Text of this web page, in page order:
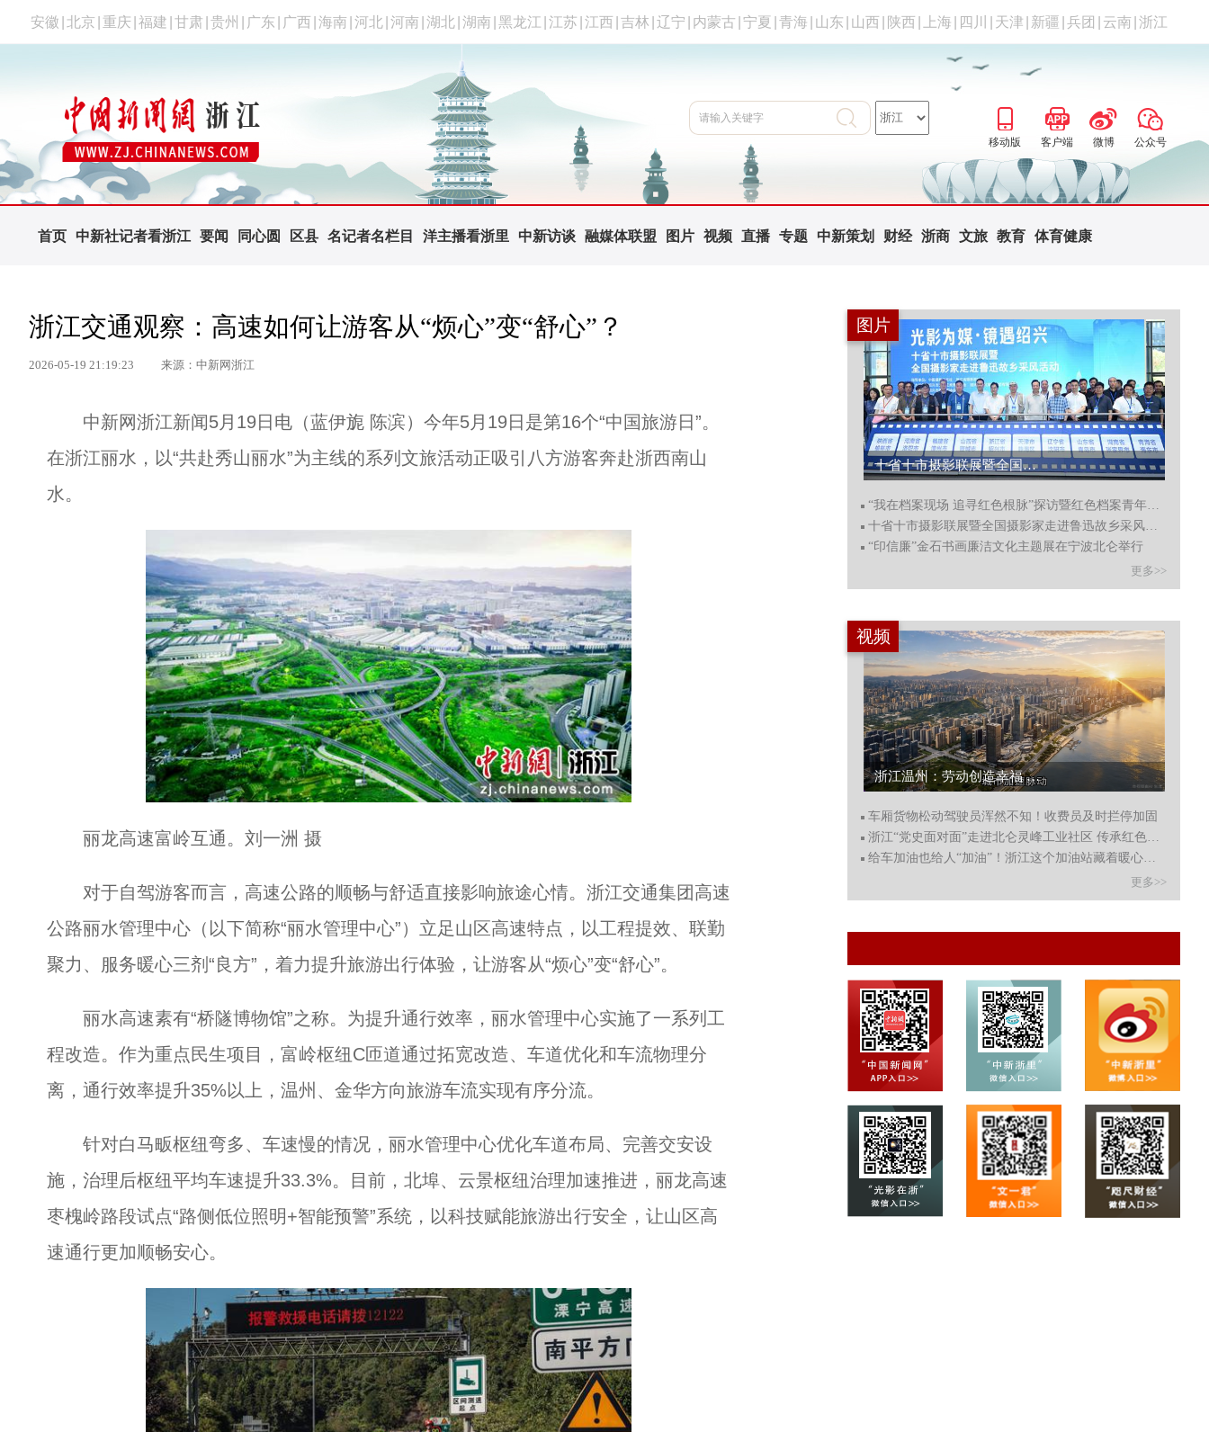
安徽 北京 重庆 福建 甘肃 贵州 广东 广西 海南 河北 河南 湖北 湖南 黑龙江 江苏 江西 吉林 辽宁 内蒙古 宁夏 青海 山东 山西 陕西 上海 四川 天津 新疆 兵团 云南 浙江
移动版 客户端 微博 公众号
首页 中新社记者看浙江 要闻 同心圆 区县 名记者名栏目 洋主播看浙里 中新访谈 融媒体联盟 图片 视频 直播 专题 中新策划 财经 浙商 文旅 教育 体育健康
浙江交通观察：高速如何让游客从“烦心”变“舒心”？
2026-05-19 21:19:23 来源：中新网浙江
中新网浙江新闻5月19日电（蓝伊旎 陈滨）今年5月19日是第16个“中国旅游日”。
在浙江丽水，以“共赴秀山丽水”为主线的系列文旅活动正吸引八方游客奔赴浙西南山
水。
丽龙高速富岭互通。刘一洲 摄
对于自驾游客而言，高速公路的顺畅与舒适直接影响旅途心情。浙江交通集团高速
公路丽水管理中心（以下简称“丽水管理中心”）立足山区高速特点，以工程提效、联勤
聚力、服务暖心三剂“良方”，着力提升旅游出行体验，让游客从“烦心”变“舒心”。
丽水高速素有“桥隧博物馆”之称。为提升通行效率，丽水管理中心实施了一系列工
程改造。作为重点民生项目，富岭枢纽C匝道通过拓宽改造、车道优化和车流物理分
离，通行效率提升35%以上，温州、金华方向旅游车流实现有序分流。
针对白马畈枢纽弯多、车速慢的情况，丽水管理中心优化车道布局、完善交安设
施，治理后枢纽平均车速提升33.3%。目前，北埠、云景枢纽治理加速推进，丽龙高速
枣槐岭路段试点“路侧低位照明+智能预警”系统，以科技赋能旅游出行安全，让山区高
速通行更加顺畅安心。
图片
十省十市摄影联展暨全国摄影家走进鲁迅故乡采风绍兴启动...
“我在档案现场 追寻红色根脉”探访暨红色档案青年宣讲启动
十省十市摄影联展暨全国摄影家走进鲁迅故乡采风绍兴启动
“印信廉”金石书画廉洁文化主题展在宁波北仑举行
更多>>
视频
以奔赴，诠释守护！... 浙江温州：劳动创造幸福 向城市守护者致敬...
车厢货物松动驾驶员浑然不知！收费员及时拦停加固
浙江“党史面对面”走进北仑灵峰工业社区 传承红色精神
给车加油也给人“加油”！浙江这个加油站藏着暖心智能食
更多>>